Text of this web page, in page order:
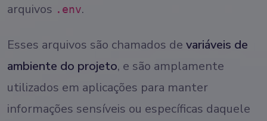
arquivos .env.
Esses arquivos são chamados de variáveis de
ambiente do projeto, e são amplamente
utilizados em aplicações para manter
informações sensíveis ou específicas daquele